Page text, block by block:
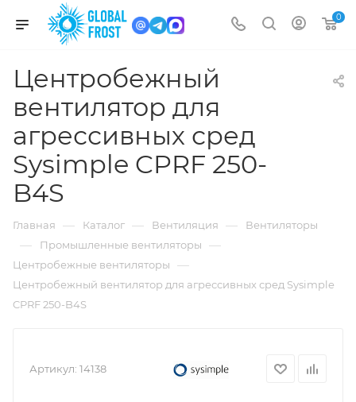
0
Центробежный
вентилятор для
агрессивных сред
Sysimple CPRF 250-
B4S
Главная — Каталог — Вентиляция — Вентиляторы
— Промышленные вентиляторы —
Центробежные вентиляторы —
Центробежный вентилятор для агрессивных сред Sysimple
CPRF 250-B4S
Артикул: 14138